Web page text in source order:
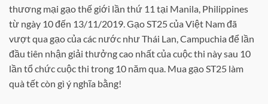
thương mại gạo thế giới lần thứ 11 tại Manila, Philippines
từ ngày 10 đến 13/11/2019. Gạo ST25 của Việt Nam đã
vượt qua gạo của các nước như Thái Lan, Campuchia để lần
đầu tiên nhận giải thưởng cao nhất của cuộc thi này sau 10
lần tổ chức cuộc thi trong 10 năm qua. Mua gạo ST25 làm
quà tết còn gì ý nghĩa bằng!